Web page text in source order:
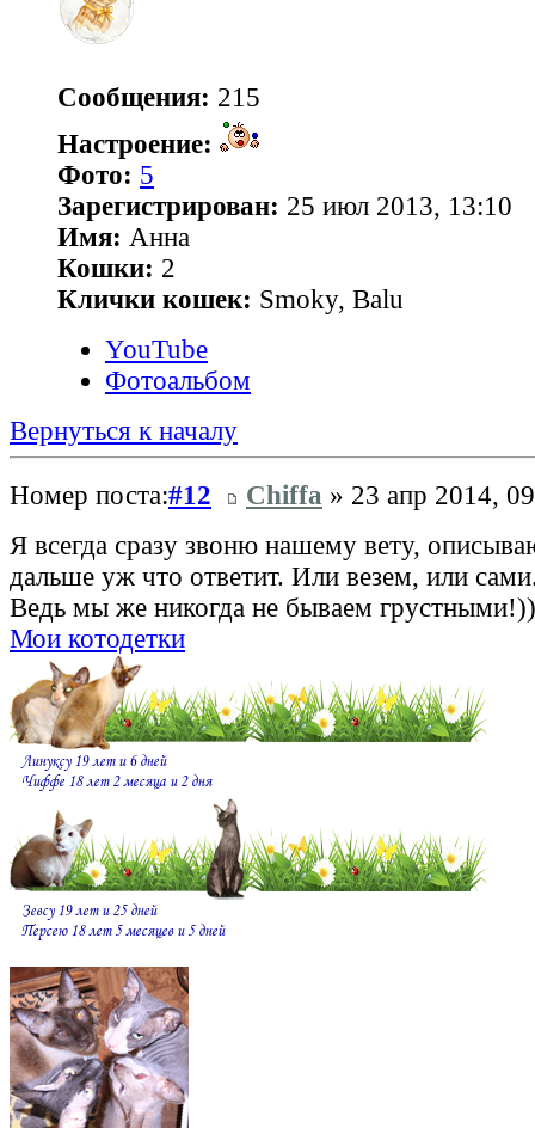
Сообщения: 215
Настроение:
Фото: 5
Зарегистрирован: 25 июл 2013, 13:10
Имя: Анна
Кошки: 2
Клички кошек: Smoky, Balu
YouTube
Фотоальбом
Вернуться к началу
Номер поста:#12 Chiffa » 23 апр 2014,
Я всегда сразу звоню нашему вету,
дальше уж что ответит. Или везем, или
Ведь мы же никогда не бываем грустными!))
Мои котодетки